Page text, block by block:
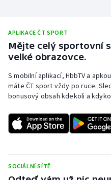
Plážový volejbal
Rychlobruslení
Rychlostní kanoistika
Sportovní střelba
APLIKACE ČT SPORT
Mějte celý sportovní
velké obrazovce.
S mobilní aplikací, HbbTV a
máte ČT sport vždy po ruce.
bonusový obsah kdekoli a
SOCIÁLNÍ SÍTĚ